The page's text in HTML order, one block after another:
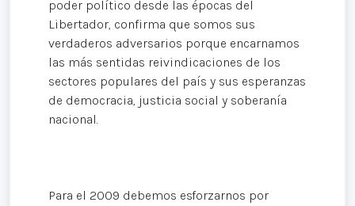
poder político desde las épocas del
Libertador, confirma que somos sus
verdaderos adversarios porque encarnamos
las más sentidas reivindicaciones de los
sectores populares del país y sus esperanzas
de democracia, justicia social y soberanía
nacional.
Para el 2009 debemos esforzarnos por